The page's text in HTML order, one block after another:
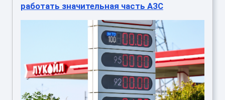
работать значительная часть АЗС